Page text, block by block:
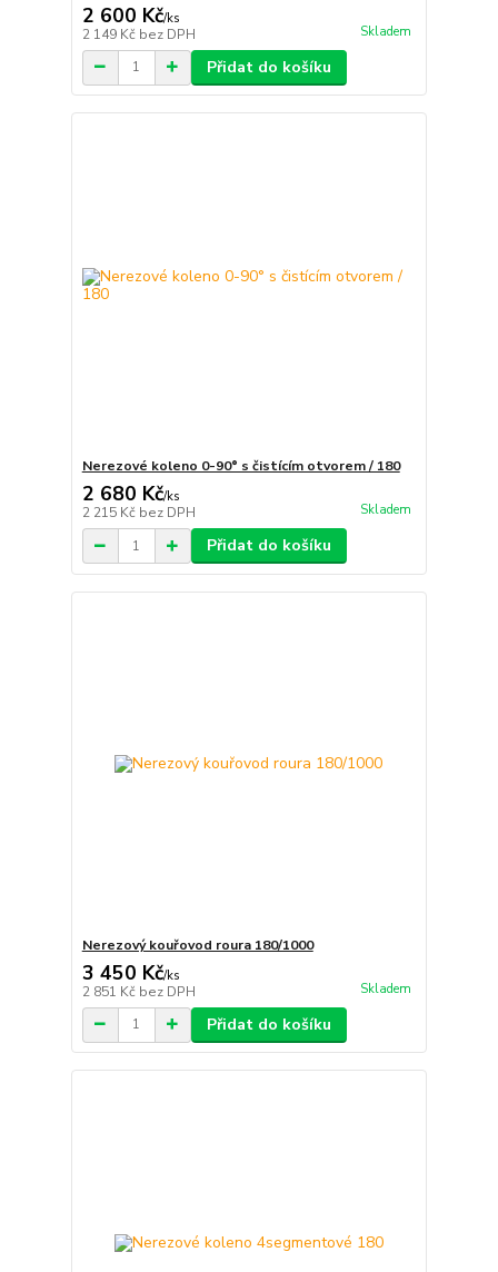
2 600 Kč/ks
2 149 Kč bez DPH Skladem
Přidat do košíku
Nerezové koleno 0-90° s čistícím otvorem / 180
2 680 Kč/ks
2 215 Kč bez DPH Skladem
Přidat do košíku
Nerezový kouřovod roura 180/1000
3 450 Kč/ks
2 851 Kč bez DPH Skladem
Přidat do košíku